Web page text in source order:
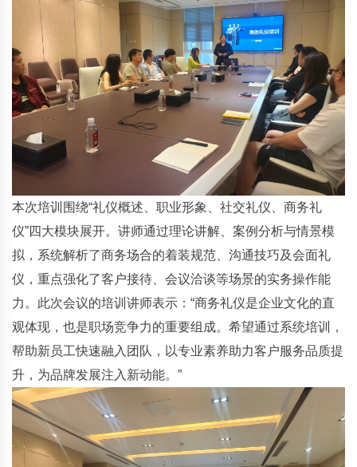
本次培训围绕“礼仪概述、职业形象、社交礼仪、商务礼
仪”四大模块展开。讲师通过理论讲解、案例分析与情景模
拟，系统解析了商务场合的着装规范、沟通技巧及会面礼
仪，重点强化了客户接待、会议洽谈等场景的实务操作能
力。此次会议的培训讲师表示：“商务礼仪是企业文化的直
观体现，也是职场竞争力的重要组成。希望通过系统培训，
帮助新员工快速融入团队，以专业素养助力客户服务品质提
升，为品牌发展注入新动能。”